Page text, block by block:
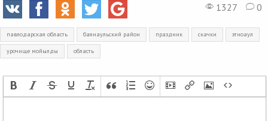
1327
0
павлодарская область баянаульский район праздник скачки этноаул
урочище мойылды область